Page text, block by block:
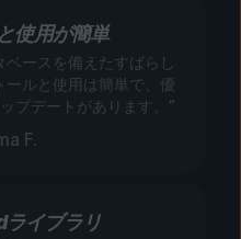
使用が簡単
ースを備えたすばらし
ルと使用は簡単で、優
プデートがあります。”
F.
ライブラリ